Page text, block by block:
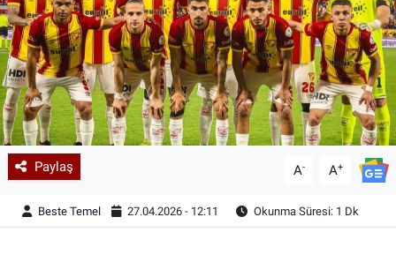
Paylaş A- A+
Beste Temel 27.04.2026 - 12:11 Okunma Süresi: 1 Dk